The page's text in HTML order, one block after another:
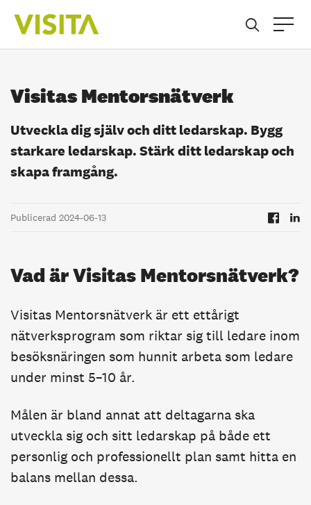
Visitas Mentorsnätverk
Utveckla dig själv och ditt ledarskap. Bygg
starkare ledarskap. Stärk ditt ledarskap och
skapa framgång.
Publicerad 2024-06-13
Vad ärVisitas Mentorsnätverk?
Visitas Mentorsnätverk är ett ettårigt
nätverksprogram som riktar sig till ledare inom
besöksnäringen som hunnit arbeta som ledare
under minst 5–10 år.
Målen är bland annat att deltagarna ska
utveckla sig och sitt ledarskap på både ett
personlig och professionellt plan samt hitta en
balans mellan dessa.